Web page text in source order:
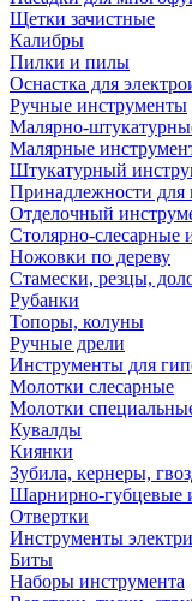
Щетки зачистные
Калибры
Пилки и пилы
Оснастка для
Ручные инструменты
Малярно-
Малярные
Штукатурный
Принадлежности для
Отделочный
Столярно-слесарные
Ножовки по дереву
Стамески, резцы,
Рубанки
Топоры, колуны
Ручные дрели
Инструменты для
Молотки слесарные
Молотки
Кувалды
Киянки
Зубила, кернеры,
Шарнирно-губцевые
Отвертки
Инструменты
Биты
Наборы инструмента